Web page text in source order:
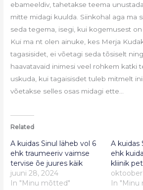
ebameeldiv, tahetakse teema
mitte midagi kuulda. Siinkohal aga ma
seda tegema, isegi, kui kogemusest
Kui ma nt olen ainuke, kes Merja
tagasisidet, ei võetagi seda tõsiselt
haavatavaid inimesi veel rohkem katki
uskuda, kui tagaisisdet tuleb mitmelt
võetakse selles osas midagi ette…
Related
A kuidas Sinul läheb vol 6
ehk traumeeriv vaimse
tervise õe juures käik
juuni 28, 2024
In "Minu mõtted"
A kuidas
ehk
kliinik
In "Minu